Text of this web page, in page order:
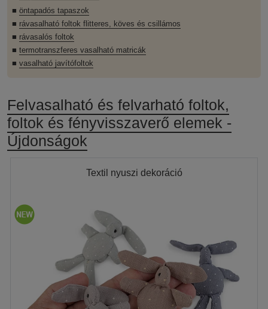
■ öntapadós tapaszok
■ rávasalható foltok flitteres, köves és csillámos
■ rávasalós foltok
■ termotranszferes vasalható matricák
■ vasalható javítófoltok
Felvasalható és felvarható foltok,
foltok és fényvisszaverő elemek -
Újdonságok
Textil nyuszi dekoráció